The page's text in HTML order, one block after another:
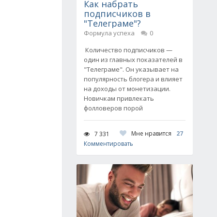
Как набрать
подписчиков в
"Телеграме"?
Формула успеха
0
Количество подписчиков —
один из главных показателей в
"Телеграме". Он указывает на
популярность блогера и влияет
на доходы от монетизации.
Новичкам привлекать
фолловеров порой
7 331 Мне нравится
27
Комментировать